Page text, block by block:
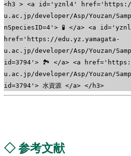
<h3 > <a id='yznl4' href='https://
u.ac.jp/developer/Asp/Youzan/
nSpeciesID=4'> 🧪 </a> <a
href='https://edu.yz.yamagata-
u.ac.jp/developer/Asp/Youzan/
id=3794'> 🏞 </a> <a
u.ac.jp/developer/Asp/Youzan/
id=3794'> 水資源 </a> </h3>
◇参考文献